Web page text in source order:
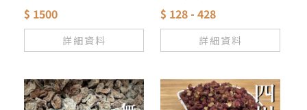
者素食者可食用 說明在
照片上 歡迎經銷代理 批
發零售 量大另議
$ 1500
詳細資料
$ 128 - 428
詳細資料